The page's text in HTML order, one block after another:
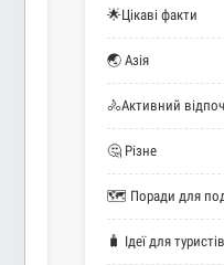
🌟Цікаві факти
🌏 Азія
🚴Активний
🤔 Різне
🗺 Поради для
🧳 Ідеї для туристів